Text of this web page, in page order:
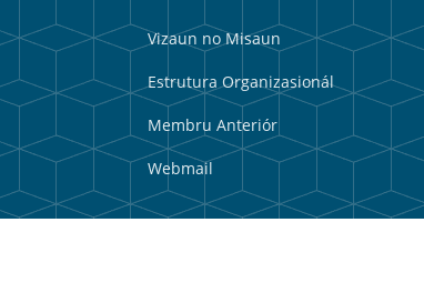
Vizaun no Misaun
Estrutura Organizasionál
Membru Anteriór
Webmail